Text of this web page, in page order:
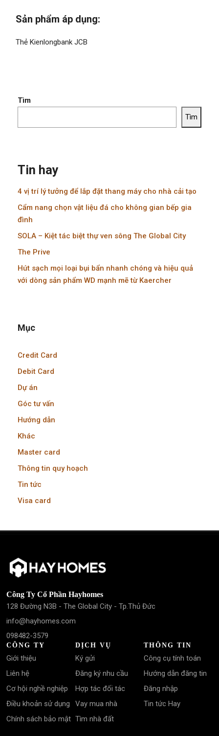
Sản phẩm áp dụng:
Thẻ Kienlongbank JCB
Tìm
Tìm
Tin hay
4 vị trí lý tưởng để lắp đặt thang máy cho nhà cải tạo
Cẩm nang chọn vật liệu đá cho không gian bếp gia
đình
SOLA – Kiệt tác biệt thự ven sông The Global City
The Prive
Hút sạch mọi loại bụi bẩn nhanh chóng và hiệu quả
với dòng sản phẩm WD mạnh mẽ từ Kaercher
Mục
Credit Card
Debit Card
Dự án
Góc tư vấn
Hướng dẫn
Khác
Master card
Thông tin quy hoạch
Tin tức
Visa card
Công Ty Cổ Phần Hayhomes
128 Đường N3B - The Global City - Tp.Thủ Đức
info@hayhomes.com
098482-3579
CÔNG TY
Giới thiệu
Liên hệ
Cơ hội nghề nghiệp
Điều khoản sử dụng
Chính sách bảo mật
DỊCH VỤ
Ký gửi
Đăng ký nhu cầu
Hợp tác đối tác
Vay mua nhà
Tìm nhà đất
THÔNG TIN
Công cụ tính toán
Hướng dẫn đăng tin
Đăng nhập
Tin tức Hay